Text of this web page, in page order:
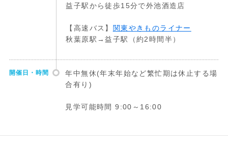
益子駅から徒歩15分で外池酒造店
【高速バス】 関東やきものライナー
秋葉原駅→益子駅（約2時間半）
開催日・時間
年中無休(年末年始など繁忙期は休止する場
合有り)
見学可能時間 9:00～16:00